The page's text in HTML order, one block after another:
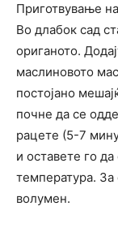
Приготвување
Во длабок сад
ориганото.
маслиновото
постојано
почне да се
рацете (5-7
и оставете го
температура. За
волумен.